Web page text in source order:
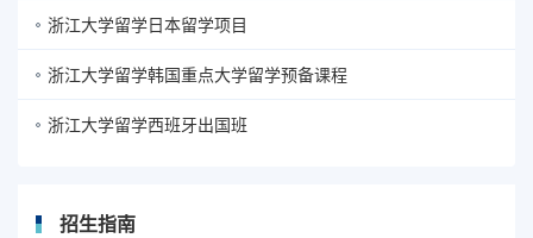
浙江大学留学日本留学项目
浙江大学留学韩国重点大学留学预备课程
浙江大学留学西班牙出国班
招生指南